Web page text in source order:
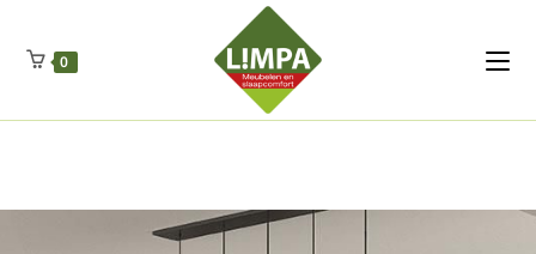
Regenschut
Drueckerpro
Fettsauren Dekemax Kapselmed
Luftkuhlen Zauberfan Netzfenste Insektensc
0